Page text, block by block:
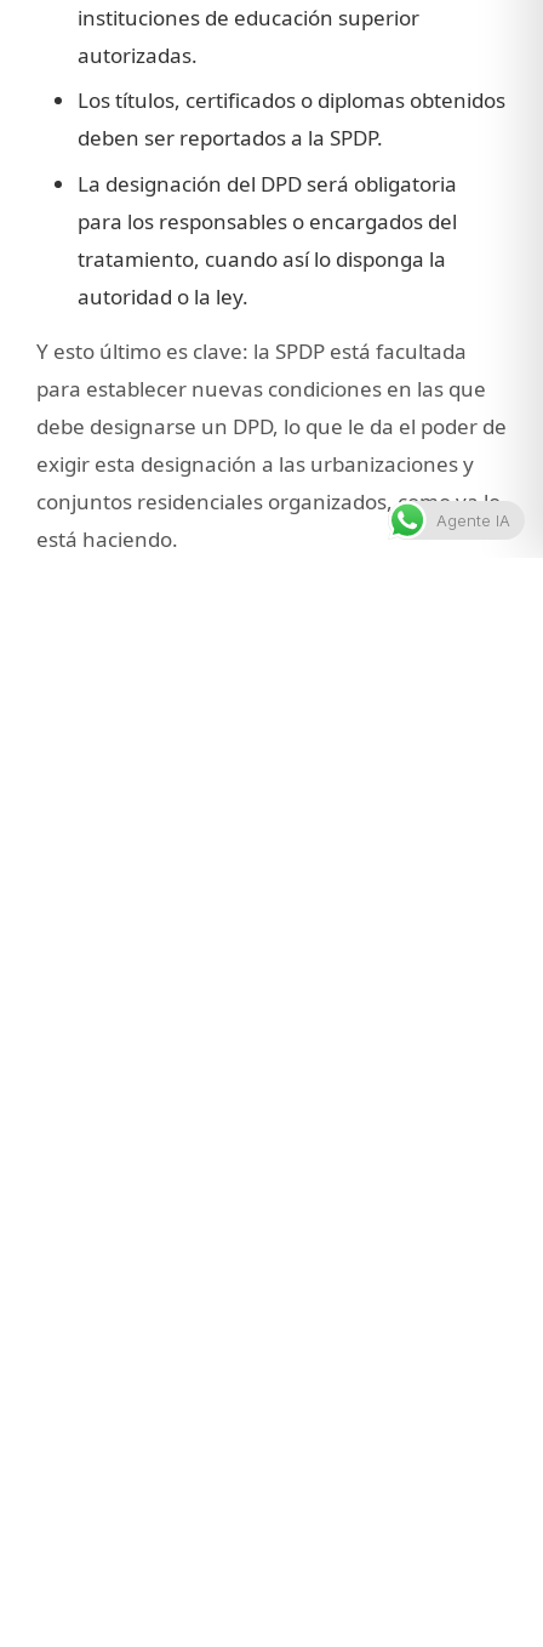
instituciones de educación superior
autorizadas.
Los títulos, certificados o diplomas obtenidos
deben ser reportados a la SPDP.
La designación del DPD será obligatoria
para los responsables o encargados del
tratamiento, cuando así lo disponga la
autoridad o la ley.
Y esto último es clave: la SPDP está facultada
para establecer nuevas condiciones en las que
debe designarse un DPD, lo que le da el poder de
exigir esta designación a las urbanizaciones y
conjuntos residenciales organizados, como ya lo
está haciendo.
Agente IA